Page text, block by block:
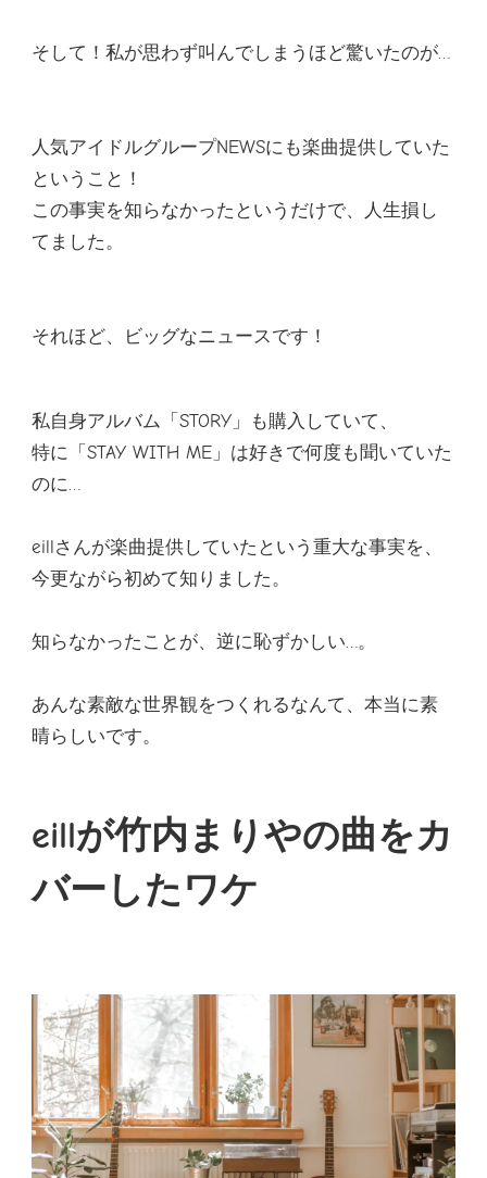
そして！私が思わず叫んでしまうほど驚いたのが…
人気アイドルグループNEWSにも楽曲提供していた
ということ！
この事実を知らなかったというだけで、人生損し
てました。
それほど、ビッグなニュースです！
私自身アルバム「STORY」も購入していて、
特に「STAY WITH ME」は好きで何度も聞いていた
のに…
eillさんが楽曲提供していたという重大な事実を、
今更ながら初めて知りました 。
知らなかったことが、逆に恥ずかしい…。
あんな素敵な世界観をつくれるなんて、本当に素
晴らしいです。
eillが竹内まりやの曲をカ
バーしたワケ